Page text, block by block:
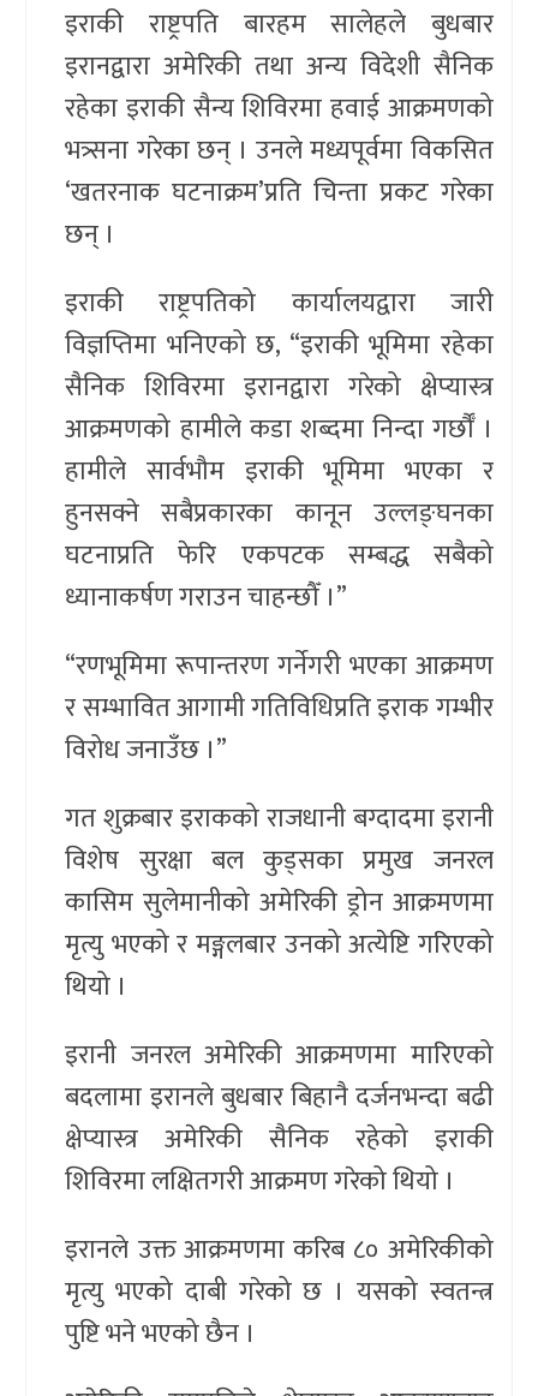
इराकी राष्ट्रपति बारहम सालेहले बुधबार
इरानद्वारा अमेरिकी तथा अन्य विदेशी सैनिक
रहेका इराकी सैन्य शिविरमा हवाई आक्रमणको
भत्र्सना गरेका छन् । उनले मध्यपूर्वमा विकसित
‘खतरनाक घटनाक्रम’प्रति चिन्ता प्रकट गरेका
छन् ।
इराकी राष्ट्रपतिको कार्यालयद्वारा जारी
विज्ञप्तिमा भनिएको छ, “इराकी भूमिमा रहेका
सैनिक शिविरमा इरानद्वारा गरेको क्षेप्यास्त्र
आक्रमणको हामीले कडा शब्दमा निन्दा गर्छौँ ।
हामीले सार्वभौम इराकी भूमिमा भएका र
हुनसक्ने सबैप्रकारका कानून उल्लङ्घनका
घटनाप्रति फेरि एकपटक सम्बद्ध सबैको
ध्यानाकर्षण गराउन चाहन्छौँ ।”
“रणभूमिमा रूपान्तरण गर्नेगरी भएका आक्रमण
र सम्भावित आगामी गतिविधिप्रति इराक गम्भीर
विरोध जनाउँछ ।”
गत शुक्रबार इराकको राजधानी बग्दादमा इरानी
विशेष सुरक्षा बल कुड्सका प्रमुख जनरल
कासिम सुलेमानीको अमेरिकी ड्रोन आक्रमणमा
मृत्यु भएको र मङ्गलबार उनको अत्येष्टि गरिएको
थियो ।
इरानी जनरल अमेरिकी आक्रमणमा मारिएको
बदलामा इरानले बुधबार बिहानै दर्जनभन्दा बढी
क्षेप्यास्त्र अमेरिकी सैनिक रहेको इराकी
शिविरमा लक्षितगरी आक्रमण गरेको थियो ।
इरानले उक्त आक्रमणमा करिब ८० अमेरिकीको
मृत्यु भएको दाबी गरेको छ । यसको स्वतन्त्र
पुष्टि भने भएको छैन ।